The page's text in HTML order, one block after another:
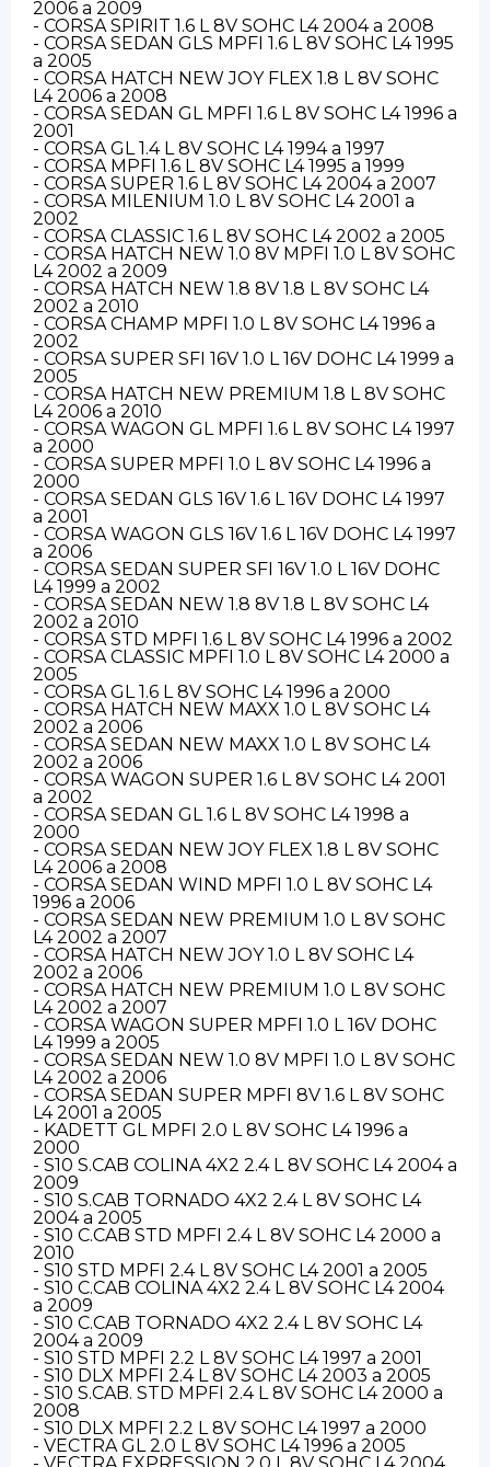
2006 a 2009
- CORSA SPIRIT 1.6 L 8V SOHC L4 2004 a 2008
- CORSA SEDAN GLS MPFI 1.6 L 8V SOHC L4 1995
a 2005
- CORSA HATCH NEW JOY FLEX 1.8 L 8V SOHC
L4 2006 a 2008
- CORSA SEDAN GL MPFI 1.6 L 8V SOHC L4 1996 a
2001
- CORSA GL 1.4 L 8V SOHC L4 1994 a 1997
- CORSA MPFI 1.6 L 8V SOHC L4 1995 a 1999
- CORSA SUPER 1.6 L 8V SOHC L4 2004 a 2007
- CORSA MILENIUM 1.0 L 8V SOHC L4 2001 a
2002
- CORSA CLASSIC 1.6 L 8V SOHC L4 2002 a 2005
- CORSA HATCH NEW 1.0 8V MPFI 1.0 L 8V SOHC
L4 2002 a 2009
- CORSA HATCH NEW 1.8 8V 1.8 L 8V SOHC L4
2002 a 2010
- CORSA CHAMP MPFI 1.0 L 8V SOHC L4 1996 a
2002
- CORSA SUPER SFI 16V 1.0 L 16V DOHC L4 1999 a
2005
- CORSA HATCH NEW PREMIUM 1.8 L 8V SOHC
L4 2006 a 2010
- CORSA WAGON GL MPFI 1.6 L 8V SOHC L4 1997
a 2000
- CORSA SUPER MPFI 1.0 L 8V SOHC L4 1996 a
2000
- CORSA SEDAN GLS 16V 1.6 L 16V DOHC L4 1997
a 2001
- CORSA WAGON GLS 16V 1.6 L 16V DOHC L4 1997
a 2006
- CORSA SEDAN SUPER SFI 16V 1.0 L 16V DOHC
L4 1999 a 2002
- CORSA SEDAN NEW 1.8 8V 1.8 L 8V SOHC L4
2002 a 2010
- CORSA STD MPFI 1.6 L 8V SOHC L4 1996 a 2002
- CORSA CLASSIC MPFI 1.0 L 8V SOHC L4 2000 a
2005
- CORSA GL 1.6 L 8V SOHC L4 1996 a 2000
- CORSA HATCH NEW MAXX 1.0 L 8V SOHC L4
2002 a 2006
- CORSA SEDAN NEW MAXX 1.0 L 8V SOHC L4
2002 a 2006
- CORSA WAGON SUPER 1.6 L 8V SOHC L4 2001
a 2002
- CORSA SEDAN GL 1.6 L 8V SOHC L4 1998 a
2000
- CORSA SEDAN NEW JOY FLEX 1.8 L 8V SOHC
L4 2006 a 2008
- CORSA SEDAN WIND MPFI 1.0 L 8V SOHC L4
1996 a 2006
- CORSA SEDAN NEW PREMIUM 1.0 L 8V SOHC
L4 2002 a 2007
- CORSA HATCH NEW JOY 1.0 L 8V SOHC L4
2002 a 2006
- CORSA HATCH NEW PREMIUM 1.0 L 8V SOHC
L4 2002 a 2007
- CORSA WAGON SUPER MPFI 1.0 L 16V DOHC
L4 1999 a 2005
- CORSA SEDAN NEW 1.0 8V MPFI 1.0 L 8V SOHC
L4 2002 a 2006
- CORSA SEDAN SUPER MPFI 8V 1.6 L 8V SOHC
L4 2001 a 2005
- KADETT GL MPFI 2.0 L 8V SOHC L4 1996 a
2000
- S10 S.CAB COLINA 4X2 2.4 L 8V SOHC L4 2004 a
2009
- S10 S.CAB TORNADO 4X2 2.4 L 8V SOHC L4
2004 a 2005
- S10 C.CAB STD MPFI 2.4 L 8V SOHC L4 2000 a
2010
- S10 STD MPFI 2.4 L 8V SOHC L4 2001 a 2005
- S10 C.CAB COLINA 4X2 2.4 L 8V SOHC L4 2004
a 2009
- S10 C.CAB TORNADO 4X2 2.4 L 8V SOHC L4
2004 a 2009
- S10 STD MPFI 2.2 L 8V SOHC L4 1997 a 2001
- S10 DLX MPFI 2.4 L 8V SOHC L4 2003 a 2005
- S10 S.CAB. STD MPFI 2.4 L 8V SOHC L4 2000 a
2008
- S10 DLX MPFI 2.2 L 8V SOHC L4 1997 a 2000
- VECTRA GL 2.0 L 8V SOHC L4 1996 a 2005